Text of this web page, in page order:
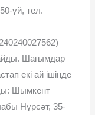
үй, тел.
Шағымдар
екі ай ішінде
Шымкент
Нұрсәт, 35-